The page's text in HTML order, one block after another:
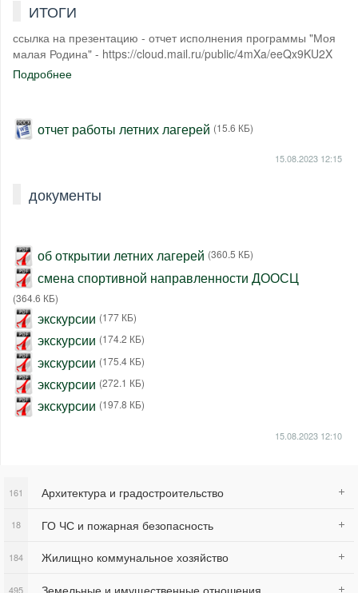
ИТОГИ
ссылка на презентацию - отчет исполнения программы "Моя
малая Родина" - https://cloud.mail.ru/public/4mXa/eeQx9KU2X
Подробнее
отчет работы летних лагерей (15.6 КБ)
15.08.2023 12:15
документы
об открытии летних лагерей (360.5 КБ)
смена спортивной направленности ДООСЦ
(364.6 КБ)
экскурсии (177 КБ)
экскурсии (174.2 КБ)
экскурсии (175.4 КБ)
экскурсии (272.1 КБ)
экскурсии (197.8 КБ)
15.08.2023 12:10
Архитектура и градостроительство
161
ГО ЧС и пожарная безопасность
18
Жилищно коммунальное хозяйство
184
495